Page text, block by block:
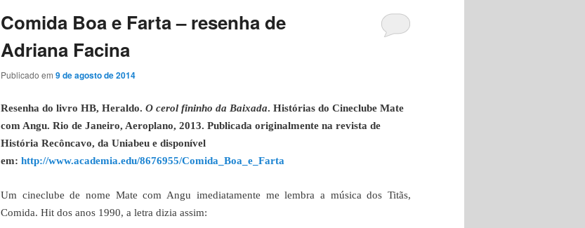
Comida Boa e Farta – resenha de
Adriana Facina
Publicado em 9 de agosto de 2014
Resenha do livro HB, Heraldo. O cerol fininho da Baixada. Histórias do Cineclube Mate
com Angu. Rio de Janeiro, Aeroplano, 2013. Publicada originalmente na revista de
História Recôncavo, da Uniabeu e disponível
em: http://www.academia.edu/8676955/Comida_Boa_e_Farta
Um cineclube de nome Mate com Angu imediatamente me lembra a música dos Titãs,
Comida. Hit dos anos 1990, a letra dizia assim: